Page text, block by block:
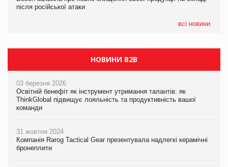
після російської атаки
всі новини
Сергій Лісунов про заморожені хлібобулочні вироби на
після російської атаки
НОВИНИ B2B
03 березня 2026
Освітній бенефіт як інструмент утримання талантів: як
ThinkGlobal підвищує лояльність та продуктивність вашої
команди
31 жовтня 2024
Компанія Rarog Tactical Gear презентувала надлегкі керамічні
бронеплити